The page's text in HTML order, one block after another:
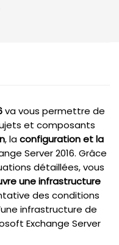
va vous permettre de
et composants
, laconfiguration et la
Server 2016. Grâce
détaillées, vous
une infrastructure
des conditions
infrastructure de
Exchange Server